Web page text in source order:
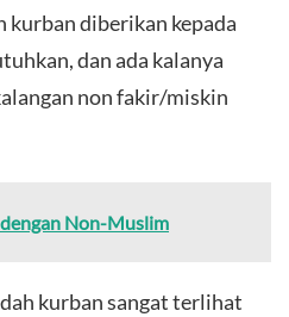
kurban diberikan kepada
dan ada kalanya
non fakir/miskin
Non-Muslim
kurban sangat terlihat